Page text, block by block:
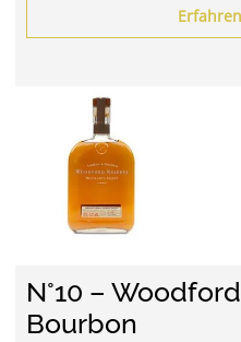
N°10 –
Bourbon